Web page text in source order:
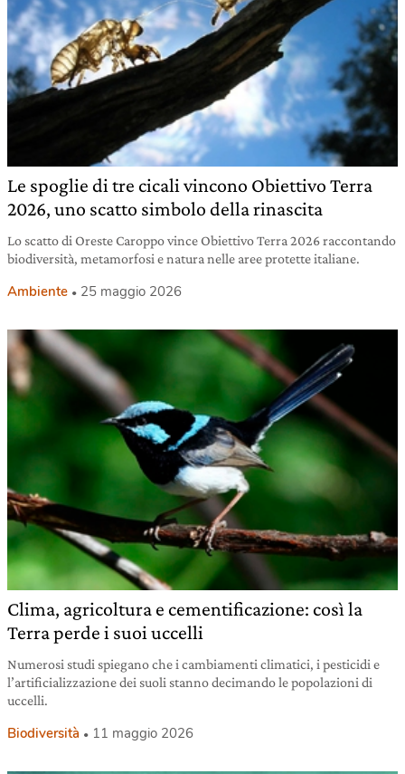
Le spoglie di tre cicali vincono Obiettivo Terra
2026, uno scatto simbolo della rinascita
Lo scatto di Oreste Caroppo vince Obiettivo Terra 2026 raccontando
biodiversità, metamorfosi e natura nelle aree protette italiane.
Ambiente 25 maggio 2026
Clima, agricoltura e cementificazione: così la
Terra perde i suoi uccelli
Numerosi studi spiegano che i cambiamenti climatici, i pesticidi e
l’artificializzazione dei suoli stanno decimando le popolazioni di
uccelli.
Biodiversità 11 maggio 2026